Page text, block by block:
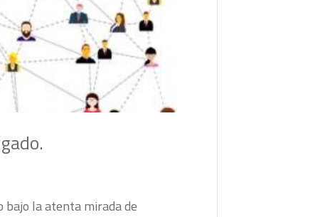
bajo la atenta mirada de